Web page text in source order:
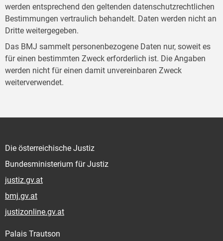
werden entsprechend den geltenden datenschutzrechtlichen
Bestimmungen vertraulich behandelt. Daten werden nicht an
Dritte weitergegeben.
Das BMJ sammelt personenbezogene Daten nur, soweit es
für einen bestimmten Zweck erforderlich ist. Die Angaben
werden nicht für einen damit unvereinbaren Zweck
weiterverwendet.
Die österreichische Justiz
Bundesministerium für Justiz
justiz.gv.at
bmj.gv.at
justizonline.gv.at
Palais Trautson